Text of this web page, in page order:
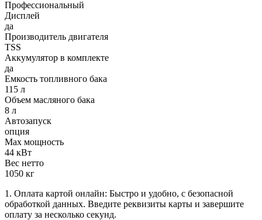
Профессиональный
Дисплей
да
Производитель двигателя
TSS
Аккумулятор в комплекте
да
Емкость топливного бака
115 л
Объем масляного бака
8 л
Автозапуск
опция
Max мощность
44 кВт
Вес нетто
1050 кг
1. Оплата картой онлайн: Быстро и удобно, с безопасной
обработкой данных. Введите реквизиты карты и завершите
оплату за несколько секунд.